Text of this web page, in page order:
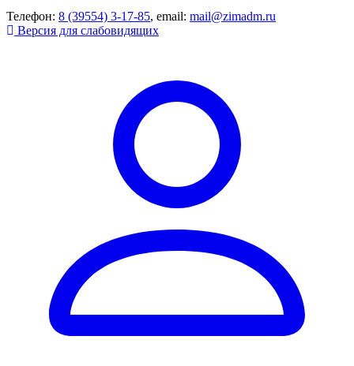
Телефон: 8 (39554) 3-17-85, email: mail@zimadm.ru
Версия для слабовидящих